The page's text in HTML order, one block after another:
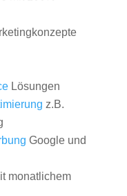
Lösungen
z.B.
Google und
monatlichem